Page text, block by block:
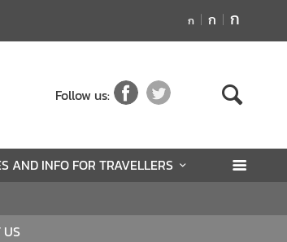
ก ก ก
Follow us:
AND INFO FOR TRAVELLERS
US